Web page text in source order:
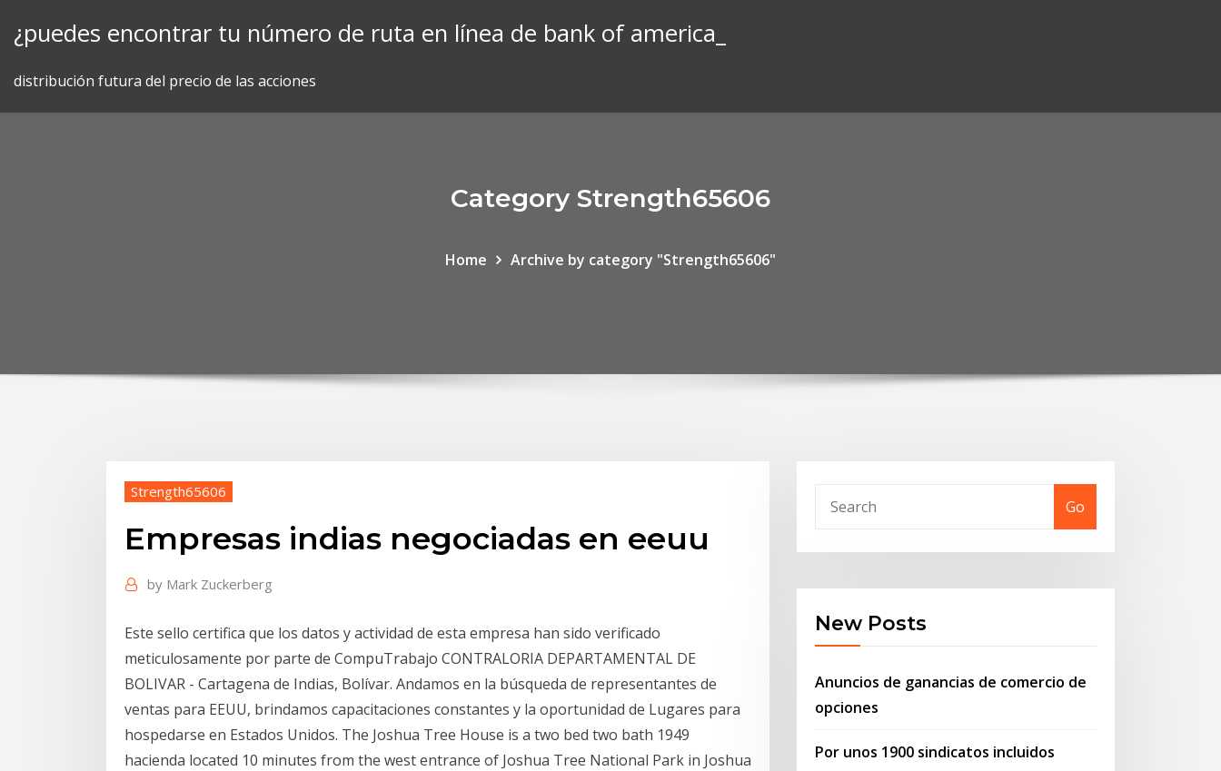
¿puedes encontrar tu número de ruta en línea de bank of america_
distribución futura del precio de las acciones
Category Strength65606
Home Archive by category "Strength65606"
Strength65606
Empresas indias negociadas en eeuu
by Mark Zuckerberg
Este sello certifica que los datos y actividad de esta empresa han sido verificado
meticulosamente por parte de CompuTrabajo CONTRALORIA DEPARTAMENTAL DE
BOLIVAR - Cartagena de Indias, Bolívar. Andamos en la búsqueda de representantes de
ventas para EEUU, brindamos capacitaciones constantes y la oportunidad de Lugares para
hospedarse en Estados Unidos. The Joshua Tree House is a two bed two bath 1949
hacienda located 10 minutes from the west entrance of Joshua Tree National Park in Joshua
Go
New Posts
Anuncios de ganancias de comercio de
opciones
Por unos 1900 sindicatos incluidos